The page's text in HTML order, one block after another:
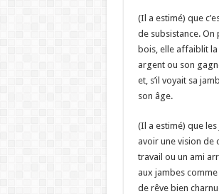
(Il a estimé) que
de subsistance. On
bois, elle affaiblit la
argent ou son
et, s’il voyait sa
son âge.
(Il a estimé) que
avoir une vision de
travail ou un ami
aux jambes
de rêve bien